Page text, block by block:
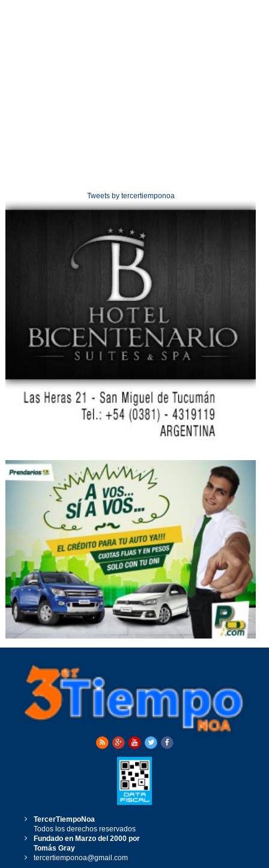
Tweets by tercertiemponoa
TercerTiempoNoa
Todos los derechos reservados
Fundado en Marzo del 2000 por
Tomás Gray
tercertiemponoa@gmail.com